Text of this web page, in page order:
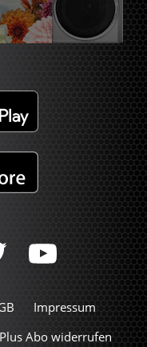
Impressum
Abo widerrufen